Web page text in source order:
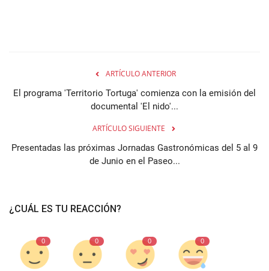
ARTÍCULO ANTERIOR
El programa 'Territorio Tortuga' comienza con la emisión del
documental 'El nido'...
ARTÍCULO SIGUIENTE
Presentadas las próximas Jornadas Gastronómicas del 5 al 9
de Junio en el Paseo...
¿CUÁL ES TU REACCIÓN?
0 0 0 0